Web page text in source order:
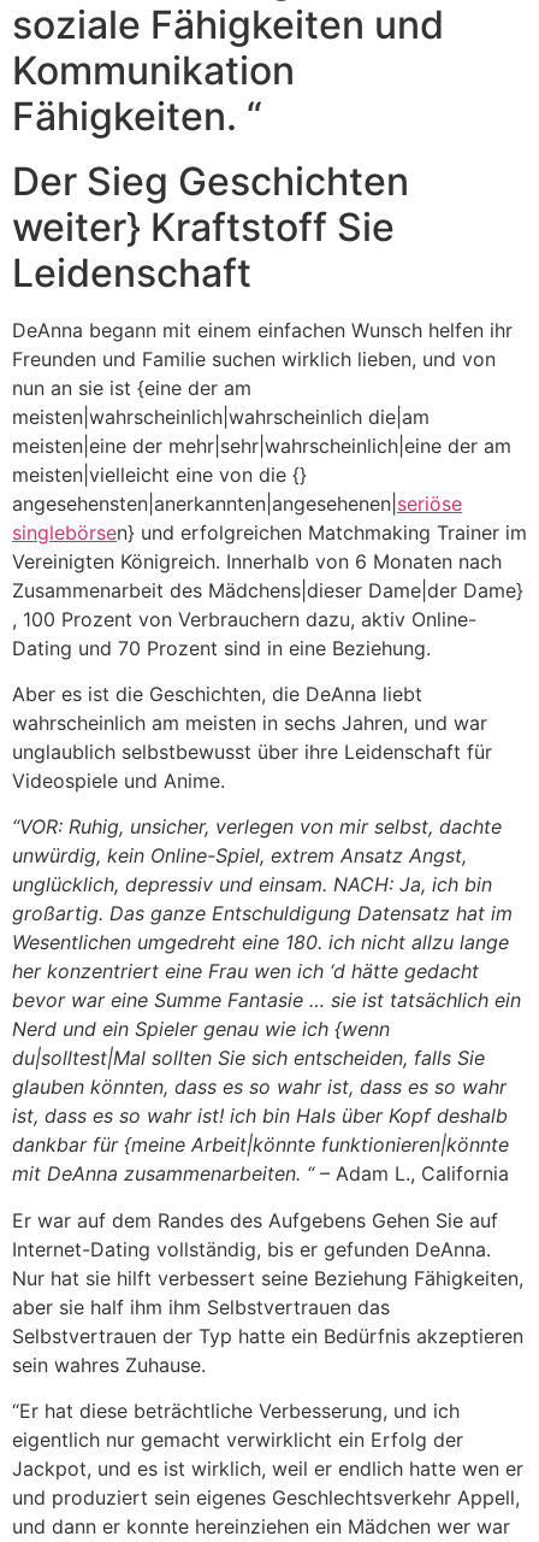
soziale Fähigkeiten und
Kommunikation
Fähigkeiten. “
Der Sieg Geschichten
weiter} Kraftstoff Sie
Leidenschaft
DeAnna begann mit einem einfachen Wunsch helfen ihr
Freunden und Familie suchen wirklich lieben, und von
nun an sie ist {eine der am
meisten|wahrscheinlich|wahrscheinlich die|am
meisten|eine der mehr|sehr|wahrscheinlich|eine der am
meisten|vielleicht eine von die {}
angesehensten|anerkannten|angesehenen| seriöse
singlebörsen} und erfolgreichen Matchmaking Trainer im
Vereinigten Königreich. Innerhalb von 6 Monaten nach
Zusammenarbeit des Mädchens|dieser Dame|der Dame}
, 100 Prozent von Verbrauchern dazu, aktiv Online-
Dating und 70 Prozent sind in eine Beziehung.
Aber es ist die Geschichten, die DeAnna liebt
wahrscheinlich am meisten in sechs Jahren, und war
unglaublich selbstbewusst über ihre Leidenschaft für
Videospiele und Anime.
“VOR: Ruhig, unsicher, verlegen von mir selbst, dachte
unwürdig, kein Online-Spiel, extrem Ansatz Angst,
unglücklich, depressiv und einsam. NACH: Ja, ich bin
großartig. Das ganze Entschuldigung Datensatz hat im
Wesentlichen umgedreht eine 180. ich nicht allzu lange
her konzentriert eine Frau wen ich ‘d hätte gedacht
bevor war eine Summe Fantasie … sie ist tatsächlich ein
Nerd und ein Spieler genau wie ich {wenn
du|solltest|Mal sollten Sie sich entscheiden, falls Sie
glauben könnten, dass es so wahr ist, dass es so wahr
ist, dass es so wahr ist! ich bin Hals über Kopf deshalb
dankbar für {meine Arbeit|könnte funktionieren|könnte
mit DeAnna zusammenarbeiten. “– Adam L., California
Er war auf dem Randes des Aufgebens Gehen Sie auf
Internet-Dating vollständig, bis er gefunden DeAnna.
Nur hat sie hilft verbessert seine Beziehung Fähigkeiten,
aber sie half ihm ihm Selbstvertrauen das
Selbstvertrauen der Typ hatte ein Bedürfnis akzeptieren
sein wahres Zuhause.
“Er hat diese beträchtliche Verbesserung, und ich
eigentlich nur gemacht verwirklicht ein Erfolg der
Jackpot, und es ist wirklich, weil er endlich hatte wen er
und produziert sein eigenes Geschlechtsverkehr Appell,
und dann er konnte hereinziehen ein Mädchen wer war